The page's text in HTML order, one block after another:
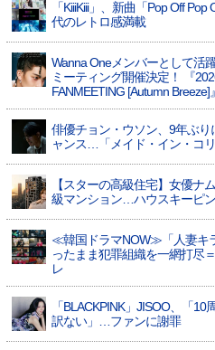
「KiiiKiii」、新曲「Pop Off
代のレトロ感満載
Wanna Oneメンバーとして活
ミーティング開催決定！ 『
FANMEETING [Autumn
俳優チョン・ウソン、9年ぶ
ャンス…「メイド・イン・コ
【スターの高級住宅】女優ナ
級マンション…ハウスキーピ
≪韓国ドラマNOW≫「人妻キ
ったまま犯罪組織を一網打尽
レ
「BLACKPINK」JISOO、「
訳ない」…ファンに謝罪